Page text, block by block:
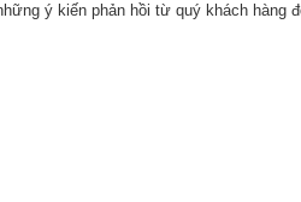
ý kiến phản hồi từ quý khách hàng